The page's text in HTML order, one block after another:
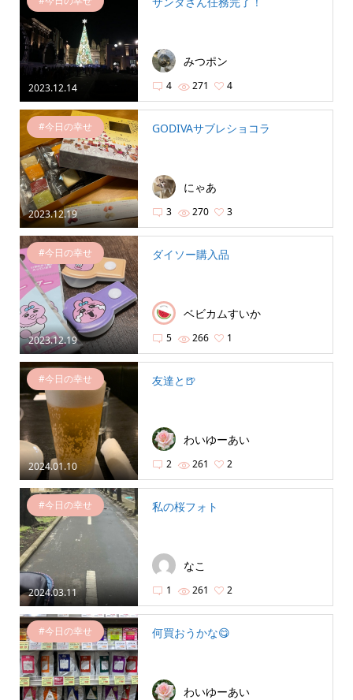
2023.12.14
みつポン
4 271 4
2023.12.19
#今日の幸せ GODIVAサブレショコラ
にゃあ
3 270 3
2023.12.19
#今日の幸せ ダイソー購入品
ベビカムすいか
5 266 1
2024.01.10
#今日の幸せ 友達と🍺
わいゆーあい
2 261 2
2024.03.11
#今日の幸せ 私の桜フォト
なこ
1 261 2
#今日の幸せ 何買おうかな😋
わいゆーあい